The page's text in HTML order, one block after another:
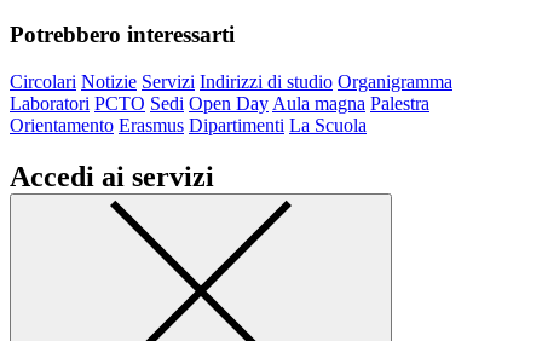
Potrebbero interessarti
Circolari Notizie Servizi Indirizzi di studio Organigramma
Laboratori PCTO Sedi Open Day Aula magna Palestra
Orientamento Erasmus Dipartimenti La Scuola
Accedi ai servizi